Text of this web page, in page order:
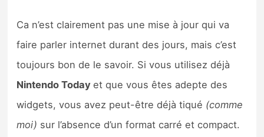
Guides
Ca n’est clairement pas une mise à jour qui va
faire parler internet durant des jours, mais c’est
toujours bon de le savoir. Si vous utilisez déjà
Nintendo Todayet que vous êtes adepte des
widgets, vous avez peut-être déjà tiqué (comme
moi) sur l’absence d’un format carré et compact.